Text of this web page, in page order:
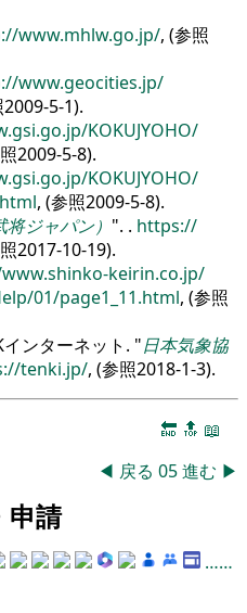
/www.mhlw.go.jp/, (参照
/www.geocities.jp/
2009-5-1).
KOKUJYOHO/
2009-5-8).
KOKUJYOHO/
, (参照2009-5-8).
将ジャパン） . . https://
2017-10-19).
www.shinko-keirin.co.jp/
01/page1_11.html, (参照
ンターネット.
日本気象協
/tenki.jp/, (参照2018-1-3).
🔚 🔝 📖
◀ 戻る 05進む ▶
請
……